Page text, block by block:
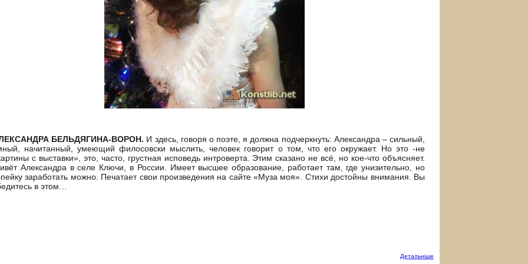
БЕЛЬДЯГИНА-ВОРОН. И здесь, говоря о поэте, я должна подчеркнуть: Александра – сильный,
начитанный, умеющий филосовски мыслить, человек говорит о том, что его окружает. Но это -не
с выставки», это, часто, грустная исповедь интроверта. Этим сказано не всё, но кое-что объясняет.
Александра в селе Ключи, в России. Имеет высшее образование, работает там, где унизительно, но
заработать можно. Печатает свои произведения на сайте «Муза моя». Стихи достойны внимания. Вы
в этом…
Детальнiше